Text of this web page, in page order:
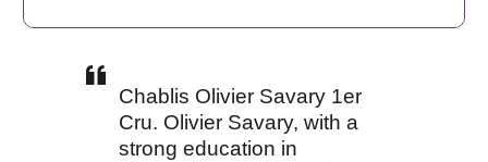
Chablis Olivier Savary 1er
Cru. Olivier Savary, with a
strong education in